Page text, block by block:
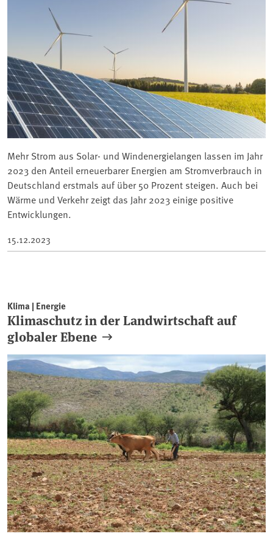
Mehr Strom aus Solar- und Windenergielangen lassen im Jahr
2023 den Anteil erneuerbarer Energien am Stromverbrauch in
Deutschland erstmals auf über 50 Prozent steigen. Auch bei
Wärme und Verkehr zeigt das Jahr 2023 einige positive
Entwicklungen.
15.12.2023
Klima | Energie
Klimaschutz in der Landwirtschaft auf
globaler Ebene